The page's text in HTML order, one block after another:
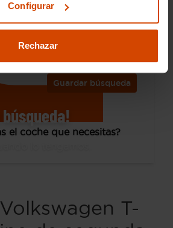
Configurar
Rechazar
Automática
Guardar búsqueda
búsqueda!
el coche que necesitas?
T-